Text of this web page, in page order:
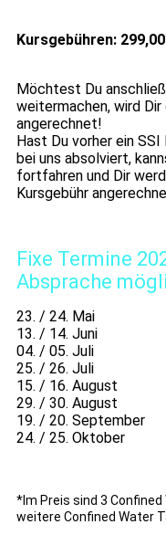
Kursgebühren:
Möchtest Du
weitermachen, wird
angerechnet!
Hast Du vorher ein
bei uns absolviert,
fortfahren und Dir
Kursgebühr
Fixe Termine
Absprache
23. / 24. Mai
13. / 14. Juni
04. / 05. Juli
25. / 26. Juli
15. / 16. August
29. / 30. August
19. / 20. September
24. / 25. Oktober
*Im Preis sind 3
weitere Confined Water